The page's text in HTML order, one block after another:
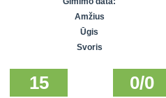
SFL rudens
Amžius
Ūgis
Svoris
15 0/0